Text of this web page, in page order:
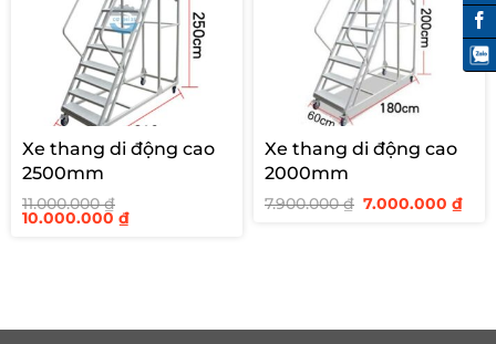
Xe thang di động cao
2500mm
11.000.000₫
Giá
gốc
10.000.000 ₫Giá
Xe thang di động cao
2000mm
7.900.000₫ Giá
gốc
7.000.000₫Giá